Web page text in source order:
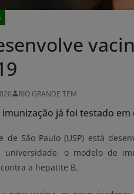
RIO GRANDE TEM
já foi testado
de São Paulo (USP) está
universidade, o modelo de
a hepatite B.